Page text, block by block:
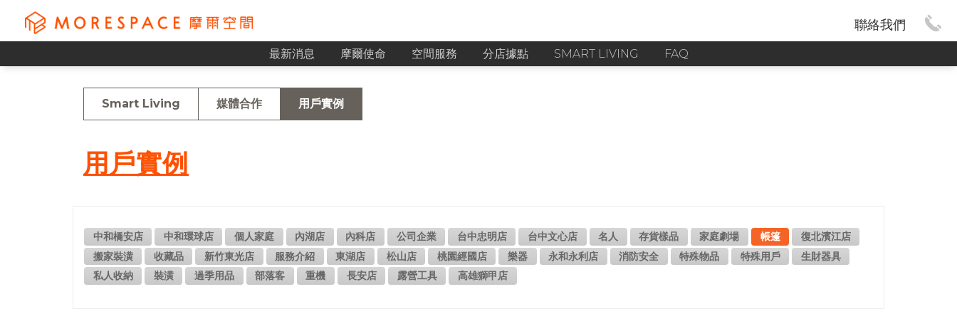
聯絡我們
最新消息 摩爾使命 空間服務 分店據點 SMART LIVING FAQ
Smart Living 媒體合作 用戶實例
用戶實例
中和橋安店 中和環球店 個人家庭 內湖店 內科店 公司企業 台中忠明店 台中文心店 名人 存貨樣品 家庭劇場 帳篷
復北濱江店
搬家裝潢
收藏品 新竹東光店 服務介紹 東湖店 松山店 桃園經國店 樂器 永和永利店 消防安全 特殊物品 特殊用戶
生財器具
私人收納
裝潢 過季用品 部落客 重機 長安店 露營工具 高雄獅甲店